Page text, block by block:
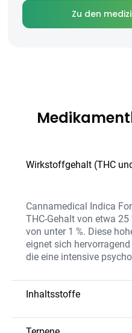
Zu den
Wirkstoffgehalt (THC
Cannamedical Indica
THC-Gehalt von etwa 25
von unter 1 %. Diese
eignet sich
die eine intensive
Inhaltsstoffe
Die Blüten enthalten
sowie eine